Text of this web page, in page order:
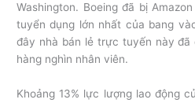
Washington. Boeing đã bị
tuyển dụng lớn nhất của bang
đây nhà bán lẻ trực tuyến này đã
hàng nghìn nhân viên.
Khoảng 13% lực lượng lao động